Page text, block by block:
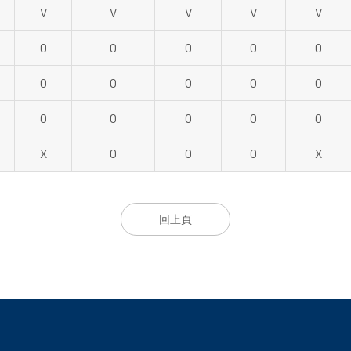
V V V V V
O O O O O
O O O O O
O O O O O
X O O O X
回上頁